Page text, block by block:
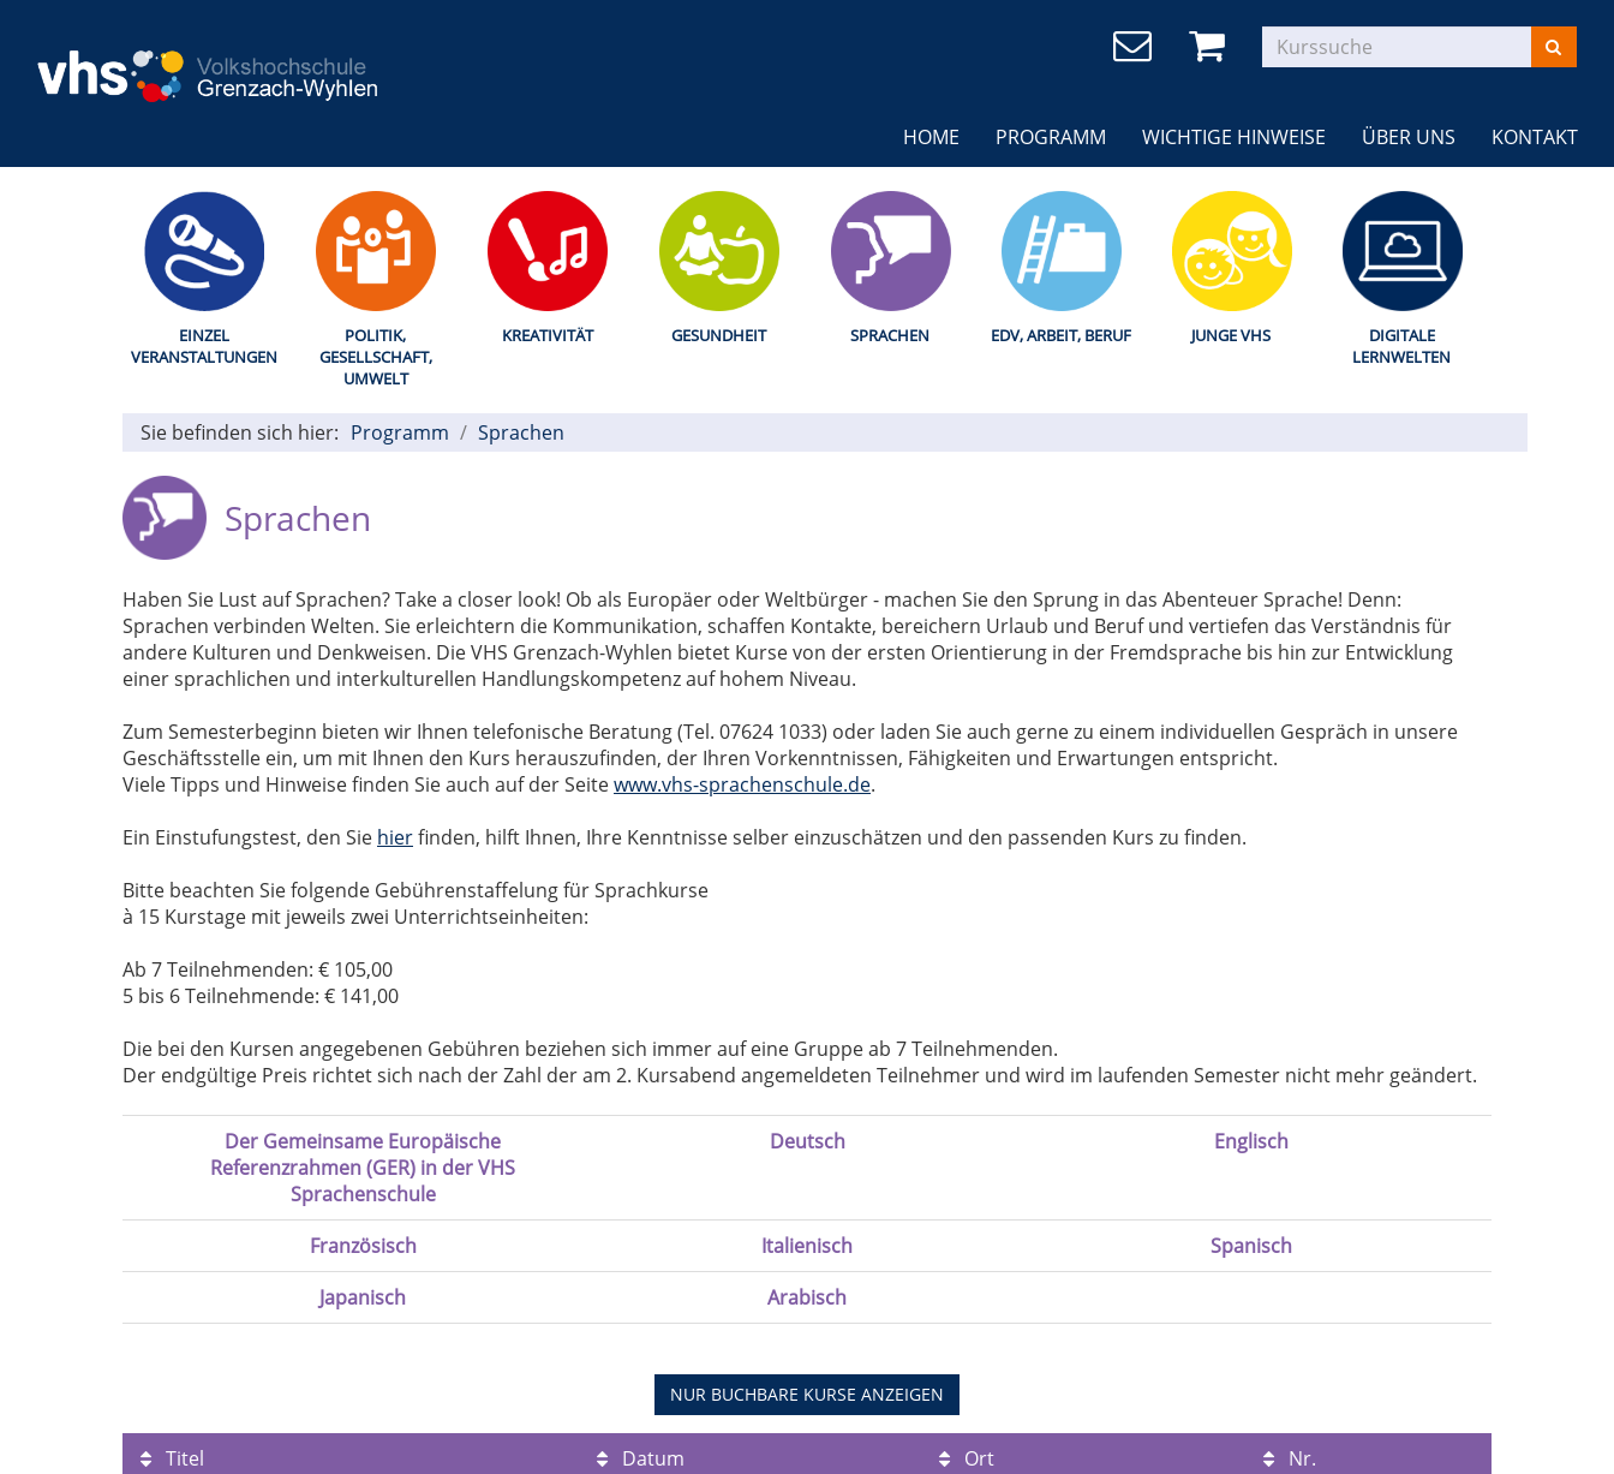
HOME PROGRAMM WICHTIGE HINWEISE ÜBER UNS KONTAKT
EINZEL
VERANSTALTUNGEN
POLITIK,
GESELLSCHAFT,
UMWELT
KREATIVITÄT GESUNDHEIT SPRACHEN EDV, ARBEIT, BERUF JUNGE VHS
DIGITALE
LERNWELTEN
Sie befinden sich hier: Programm Sprachen
Sprachen
Haben Sie Lust auf Sprachen? Take a closer look! Ob als Europäer oder Weltbürger - machen Sie den Sprung in das Abenteuer Sprache! Denn:
Sprachen verbinden Welten. Sie erleichtern die Kommunikation, schaffen Kontakte, bereichern Urlaub und Beruf und vertiefen das Verständnis für
andere Kulturen und Denkweisen. Die VHS Grenzach-Wyhlen bietet Kurse von der ersten Orientierung in der Fremdsprache bis hin zur Entwicklung
einer sprachlichen und interkulturellen Handlungskompetenz auf hohem Niveau.
Zum Semesterbeginn bieten wir Ihnen telefonische Beratung (Tel. 07624 1033) oder laden Sie auch gerne zu einem individuellen Gespräch in unsere
Geschäftsstelle ein, um mit Ihnen den Kurs herauszufinden, der Ihren Vorkenntnissen, Fähigkeiten und Erwartungen entspricht.
Viele Tipps und Hinweise finden Sie auch auf der Seitewww.vhs-sprachenschule.de.
Ein Einstufungstest, den Sie hierfinden, hilft Ihnen, Ihre Kenntnisse selber einzuschätzen und den passenden Kurs zu finden.
Bitte beachten Sie folgende Gebührenstaffelung für Sprachkurse
à 15 Kurstage mit jeweils zwei Unterrichtseinheiten:
Ab 7 Teilnehmenden: € 105,00
5 bis 6 Teilnehmende: € 141,00
Die bei den Kursen angegebenen Gebühren beziehen sich immer auf eine Gruppe ab 7 Teilnehmenden.
Der endgültige Preis richtet sich nach der Zahl der am 2. Kursabend angemeldeten Teilnehmer und wird im laufenden Semester nicht mehr geändert.
Der Gemeinsame Europäische
Referenzrahmen (GER) in der VHS
Sprachenschule
Deutsch Englisch
Französisch Italienisch
Spanisch
Japanisch
Arabisch
NUR BUCHBARE KURSE ANZEIGEN
Titel Datum Ort
Nr.